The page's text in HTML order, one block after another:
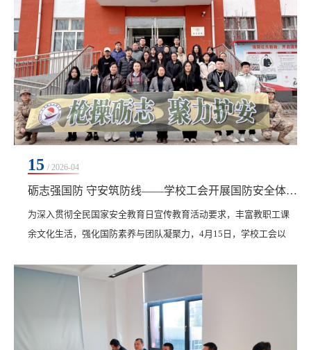
之间的本质差异。她指出，生成式人工智能实现了从...
15 / 2026-04
砺志强国防 守安筑防线——学校工会开展国防安全体验实践活动
为深入贯彻全民国家安全教育日宣传教育活动​要求，丰富教职工课
余文化生活，强化国防素养与团队凝聚力，4月15日，学校工会以
击体验活动，全校教职工踊跃参与，在沉浸式实践中接受国防教
育、筑牢安全意识。活动严格按照安全、有序、规范的原则组织开
展。现场设置专项培训环节，专业指导人员围绕射击基础姿势、瞄
准技巧、模拟设备操作规范及安全注意事项进行系统...